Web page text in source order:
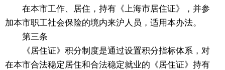
在本市工作、居住，持有《上海市居住证》，并参
加本市职工社会保险的境内来沪人员，适用本办法。
第三条
《居住证》积分制度是通过设置积分指标体系，对
在本市合法稳定居住和合法稳定就业的《居住证》持有